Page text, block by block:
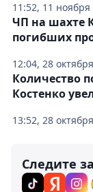
11:52, 11 ноября
12:04, 28
ЧП на шахте
погибших
13:52, 28
Количество
Костенко
Следите